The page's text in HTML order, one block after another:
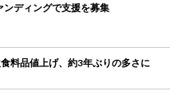
ディングで支援を募集
料品値上げ、約3年ぶりの多さに